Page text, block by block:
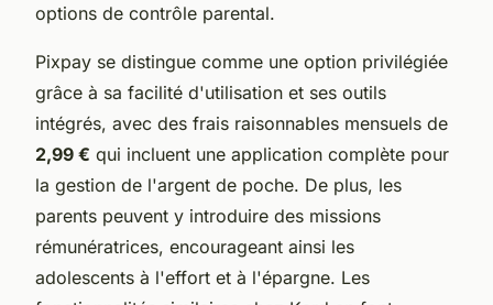
options de contrôle parental.
Pixpay se distingue comme une option privilégiée
grâce à sa facilité d'utilisation et ses outils
intégrés, avec des frais raisonnables mensuels de
2,99 € qui incluent une application complète pour
la gestion de l'argent de poche. De plus, les
parents peuvent y introduire des missions
rémunératrices, encourageant ainsi les
adolescents à l'effort et à l'épargne. Les